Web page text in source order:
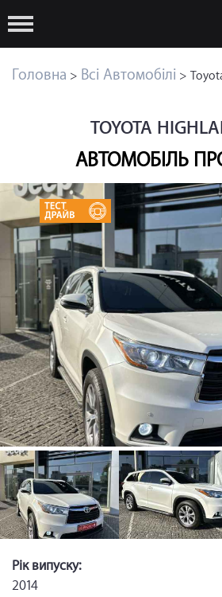
Головна > Всі Автомобілі >
TOYOTA
АВТОМОБІЛЬ
Рік випуску:
2014